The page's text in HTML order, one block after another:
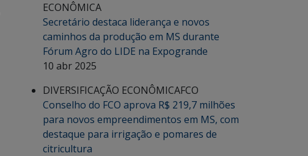
ECONÔMICA
Secretário destaca liderança e novos
caminhos da produção em MS durante
Fórum Agro do LIDE na Expogrande
10 abr 2025
DIVERSIFICAÇÃO ECONÔMICAFCO
Conselho do FCO aprova R$ 219,7 milhões
para novos empreendimentos em MS, com
destaque para irrigação e pomares de
citricultura